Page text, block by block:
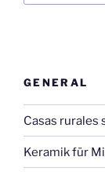
GENERAL
Casas rurales
Keramik für